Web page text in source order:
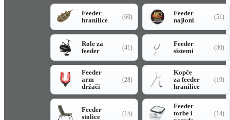
Feeder
hranilice
(60)
Feeder
najloni
(51)
Role za
feeder
(41)
Feeder
sistemi
(30)
Feeder
arm
držači
(28)
Kopče
za feeder
hranilice
(19)
Feeder
stolice
(15)
Feeder
torbe i
(14)